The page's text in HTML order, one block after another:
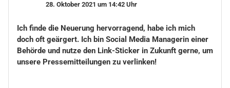
28. Oktober 2021 um 14:42 Uhr
Ich finde die Neuerung hervorragend, habe ich mich
doch oft geärgert. Ich bin Social Media Managerin einer
Behörde und nutze den Link-Sticker in Zukunft gerne, um
unsere Pressemitteilungen zu verlinken!